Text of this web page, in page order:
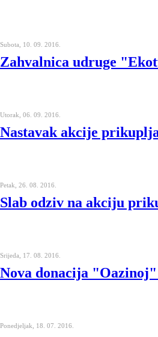
Subota, 10. 09. 2016.
Zahvalnica udruge
Utorak, 06. 09. 2016.
Nastavak akcije
Petak, 26. 08. 2016.
Slab odziv na akciju
Srijeda, 17. 08. 2016.
Nova donacija
Ponedjeljak, 18. 07. 2016.